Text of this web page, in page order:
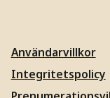
Användarvillkor
Integritetspolicy